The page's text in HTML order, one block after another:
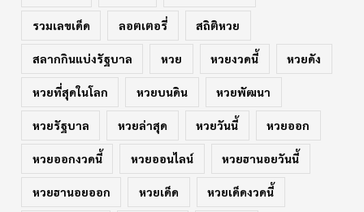
รวมเลขเด็ด ลอตเตอรี่ สถิติหวย
สลากกินแบ่งรัฐบาล หวย หวยงวดนี้ หวยดัง
หวยที่สุดในโลก หวยบนดิน หวยพัฒนา
หวยรัฐบาล หวยล่าสุด หวยวันนี้ หวยออก
หวยออกงวดนี้ หวยออนไลน์ หวยฮานอยวันนี้
หวยฮานอยออก หวยเด็ด หวยเด็ดงวดนี้